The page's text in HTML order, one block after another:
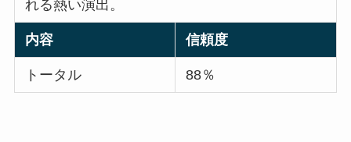
れる熱い演出。
内容 信頼度
トータル 88％